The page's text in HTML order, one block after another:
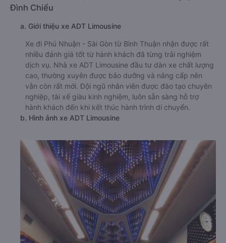
Đình Chiểu
a. Giới thiệu xe ADT Limousine
Xe đi Phú Nhuận - Sài Gòn từ Bình Thuận nhận được rất
nhiều đánh giá tốt từ hành khách đã từng trải nghiệm
dịch vụ. Nhà xe ADT Limousine đầu tư dàn xe chất lượng
cao, thường xuyên được bảo dưỡng và nâng cấp nên
vẫn còn rất mới. Đội ngũ nhân viên được đào tạo chuyên
nghiệp, tài xế giàu kinh nghiệm, luôn sẵn sàng hỗ trợ
hành khách đến khi kết thúc hành trình di chuyển.
b. Hình ảnh xe ADT Limousine